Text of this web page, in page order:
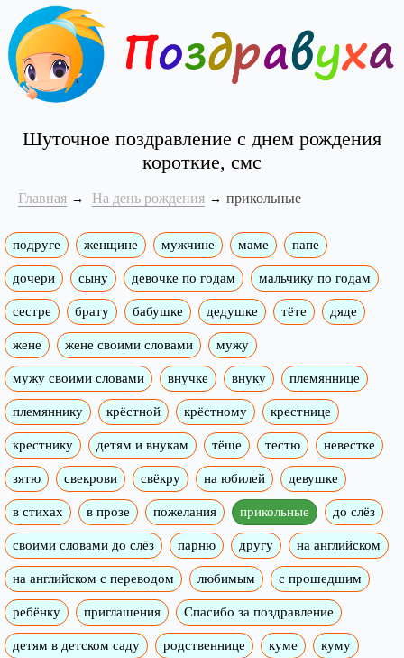
Шуточное поздравление с днем рождения
короткие, смс
Главная На день рождения прикольные
подруге женщине мужчине маме папе
дочери сыну девочке по годам мальчику по годам
сестре брату бабушке дедушке тёте дяде
жене жене своими словами мужу
мужу своими словами внучке внуку племяннице
племяннику крёстной крёстному крестнице
крестнику детям и внукам тёще тестю невестке
зятю свекрови свёкру на юбилей девушке
в стихах в прозе пожелания прикольные до слёз
своими словами до слёз парню другу на английском
на английском с переводом любимым с прошедшим
ребёнку приглашения Спасибо за поздравление
детям в детском саду родственнице куме куму